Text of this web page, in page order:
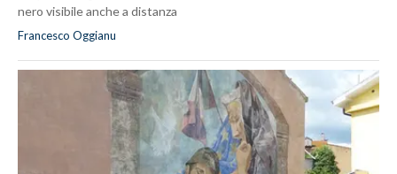
nero visibile anche a distanza
Francesco Oggianu